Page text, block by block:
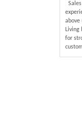
above
Living
for